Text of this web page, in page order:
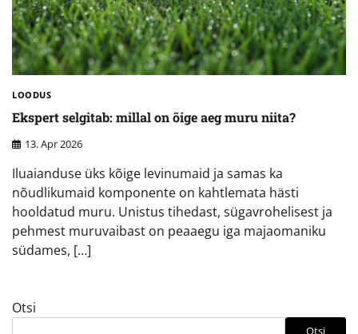
LOODUS
Ekspert selgitab: millal on õige aeg muru niita?
13. Apr 2026
Iluaianduse üks kõige levinumaid ja samas ka
nõudlikumaid komponente on kahtlemata hästi
hooldatud muru. Unistus tihedast, sügavrohelisest ja
pehmest muruvaibast on peaaegu iga majaomaniku
südames, […]
Otsi
Otsi